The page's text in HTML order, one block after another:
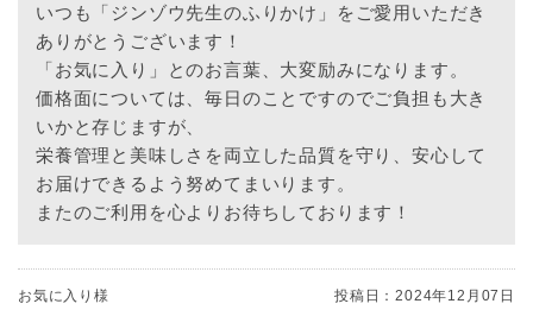
いつも「ジンゾウ先生のふりかけ」をご愛用いただき
ありがとうございます！
「お気に入り」とのお言葉、大変励みになります。
価格面については、毎日のことですのでご負担も大き
いかと存じますが、
栄養管理と美味しさを両立した品質を守り、安心して
お届けできるよう努めてまいります。
またのご利用を心よりお待ちしております！
お気に入り様 投稿日：2024年12月07日